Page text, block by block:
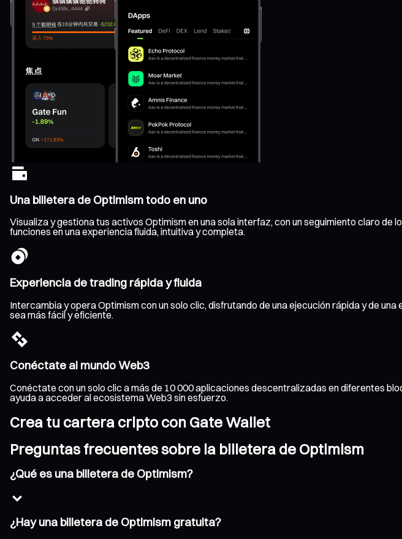
Una billetera de Optimism todo en uno
Visualiza y gestiona tus activos Optimism en una sola interfaz, con un seguimiento claro
funciones en una experiencia fluida, intuitiva y completa.
Experiencia de trading rápida y fluida
Intercambia y opera Optimism con un solo clic, disfrutando de una ejecución rápida y de
sea más fácil y eficiente.
Conéctate al mundo Web3
Conéctate con un solo clic a más de 10 000 aplicaciones descentralizadas en diferentes
ayuda a acceder al ecosistema Web3 sin esfuerzo.
Crea tu cartera cripto con Gate Wallet
Preguntas frecuentes sobre la billetera de Optimism
¿Qué es una billetera de Optimism?
¿Hay una billetera de Optimism gratuita?